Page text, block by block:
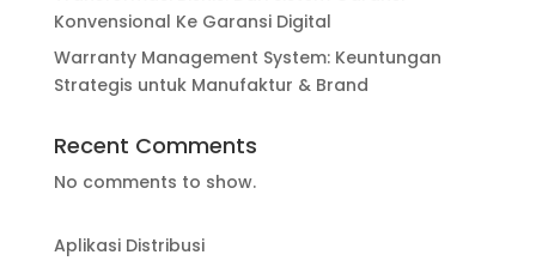
Konvensional Ke Garansi Digital
Warranty Management System: Keuntungan
Strategis untuk Manufaktur & Brand
Recent Comments
No comments to show.
Aplikasi Distribusi